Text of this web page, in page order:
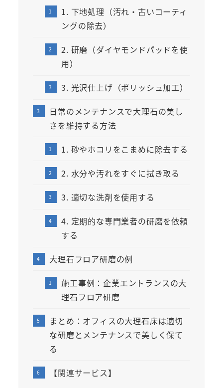
1. 下地処理（汚れ・古いコーティ
ングの除去）
2. 研磨（ダイヤモンドパッドを使
用）
3. 光沢仕上げ（ポリッシュ加工）
日常のメンテナンスで大理石の美し
さを維持する方法
1. 砂やホコリをこまめに除去する
2. 水分や汚れをすぐに拭き取る
3. 適切な洗剤を使用する
4. 定期的な専門業者の研磨を依頼
する
大理石フロア研磨の例
施工事例：企業エントランスの大
理石フロア研磨
まとめ：オフィスの大理石床は適切
な研磨とメンテナンスで美しく保て
る
【関連サービス】